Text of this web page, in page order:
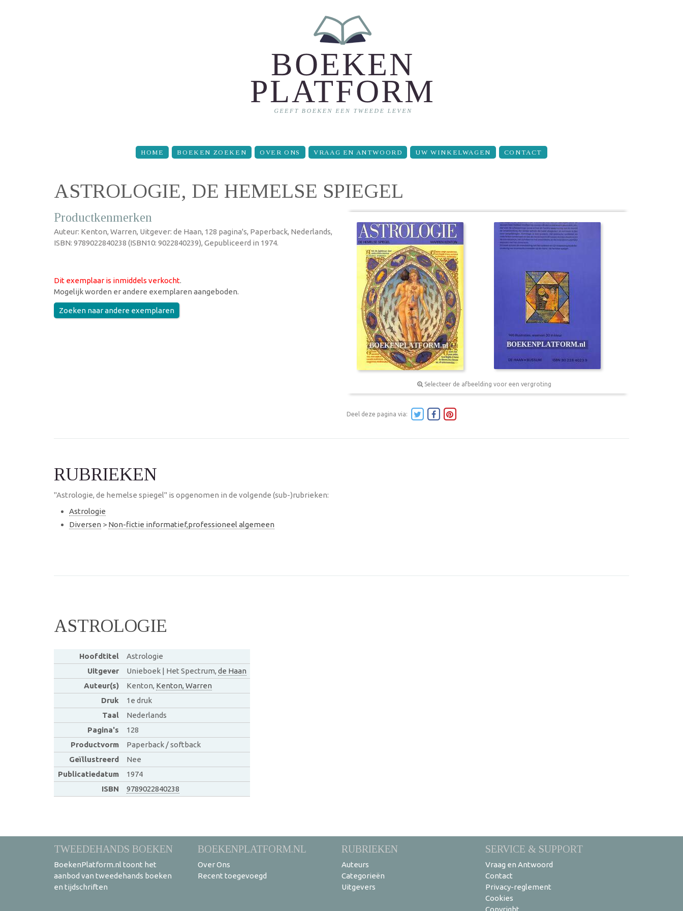
HOME BOEKEN ZOEKEN OVER ONS VRAAG EN ANTWOORD UW WINKELWAGEN CONTACT
ASTROLOGIE, DE HEMELSE SPIEGEL
Productkenmerken
Auteur: Kenton, Warren, Uitgever: de Haan, 128 pagina's, Paperback, Nederlands,
ISBN: 9789022840238 (ISBN10: 9022840239), Gepubliceerd in 1974.
Dit exemplaar is inmiddels verkocht.
Mogelijk worden er andere exemplaren aangeboden.
Zoeken naar andere exemplaren
Selecteer de afbeelding voor een vergroting
Deel deze pagina via:
RUBRIEKEN
"Astrologie, de hemelse spiegel" is opgenomen in de volgende (sub-)rubrieken:
Astrologie
Diversen > Non-fictie informatief,professioneel algemeen
ASTROLOGIE
Hoofdtitel
Astrologie
Uitgever
Unieboek | Het Spectrum, de Haan
Auteur(s)
Kenton, Kenton, Warren
Druk
1e druk
Taal
Nederlands
Pagina's
128
Productvorm
Paperback / softback
Geïllustreerd
Nee
Publicatiedatum
1974
ISBN
9789022840238
TWEEDEHANDS BOEKEN
BoekenPlatform.nl toont het
aanbod van tweedehands boeken
en tijdschriften
BOEKENPLATFORM.NL
Over Ons
Recent toegevoegd
RUBRIEKEN
Auteurs
Categorieën
Uitgevers
SERVICE & SUPPORT
Vraag en Antwoord
Contact
Privacy-reglement
Cookies
Copyright